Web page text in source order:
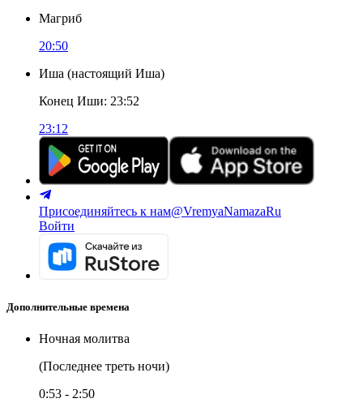
Магриб
20:50
Иша (настоящий Иша)
Конец Иши: 23:52
23:12
Присоединяйтесь к нам@VremyaNamazaRu
Войти
Дополнительные времена
Ночная молитва
(Последнее треть ночи)
0:53 - 2:50